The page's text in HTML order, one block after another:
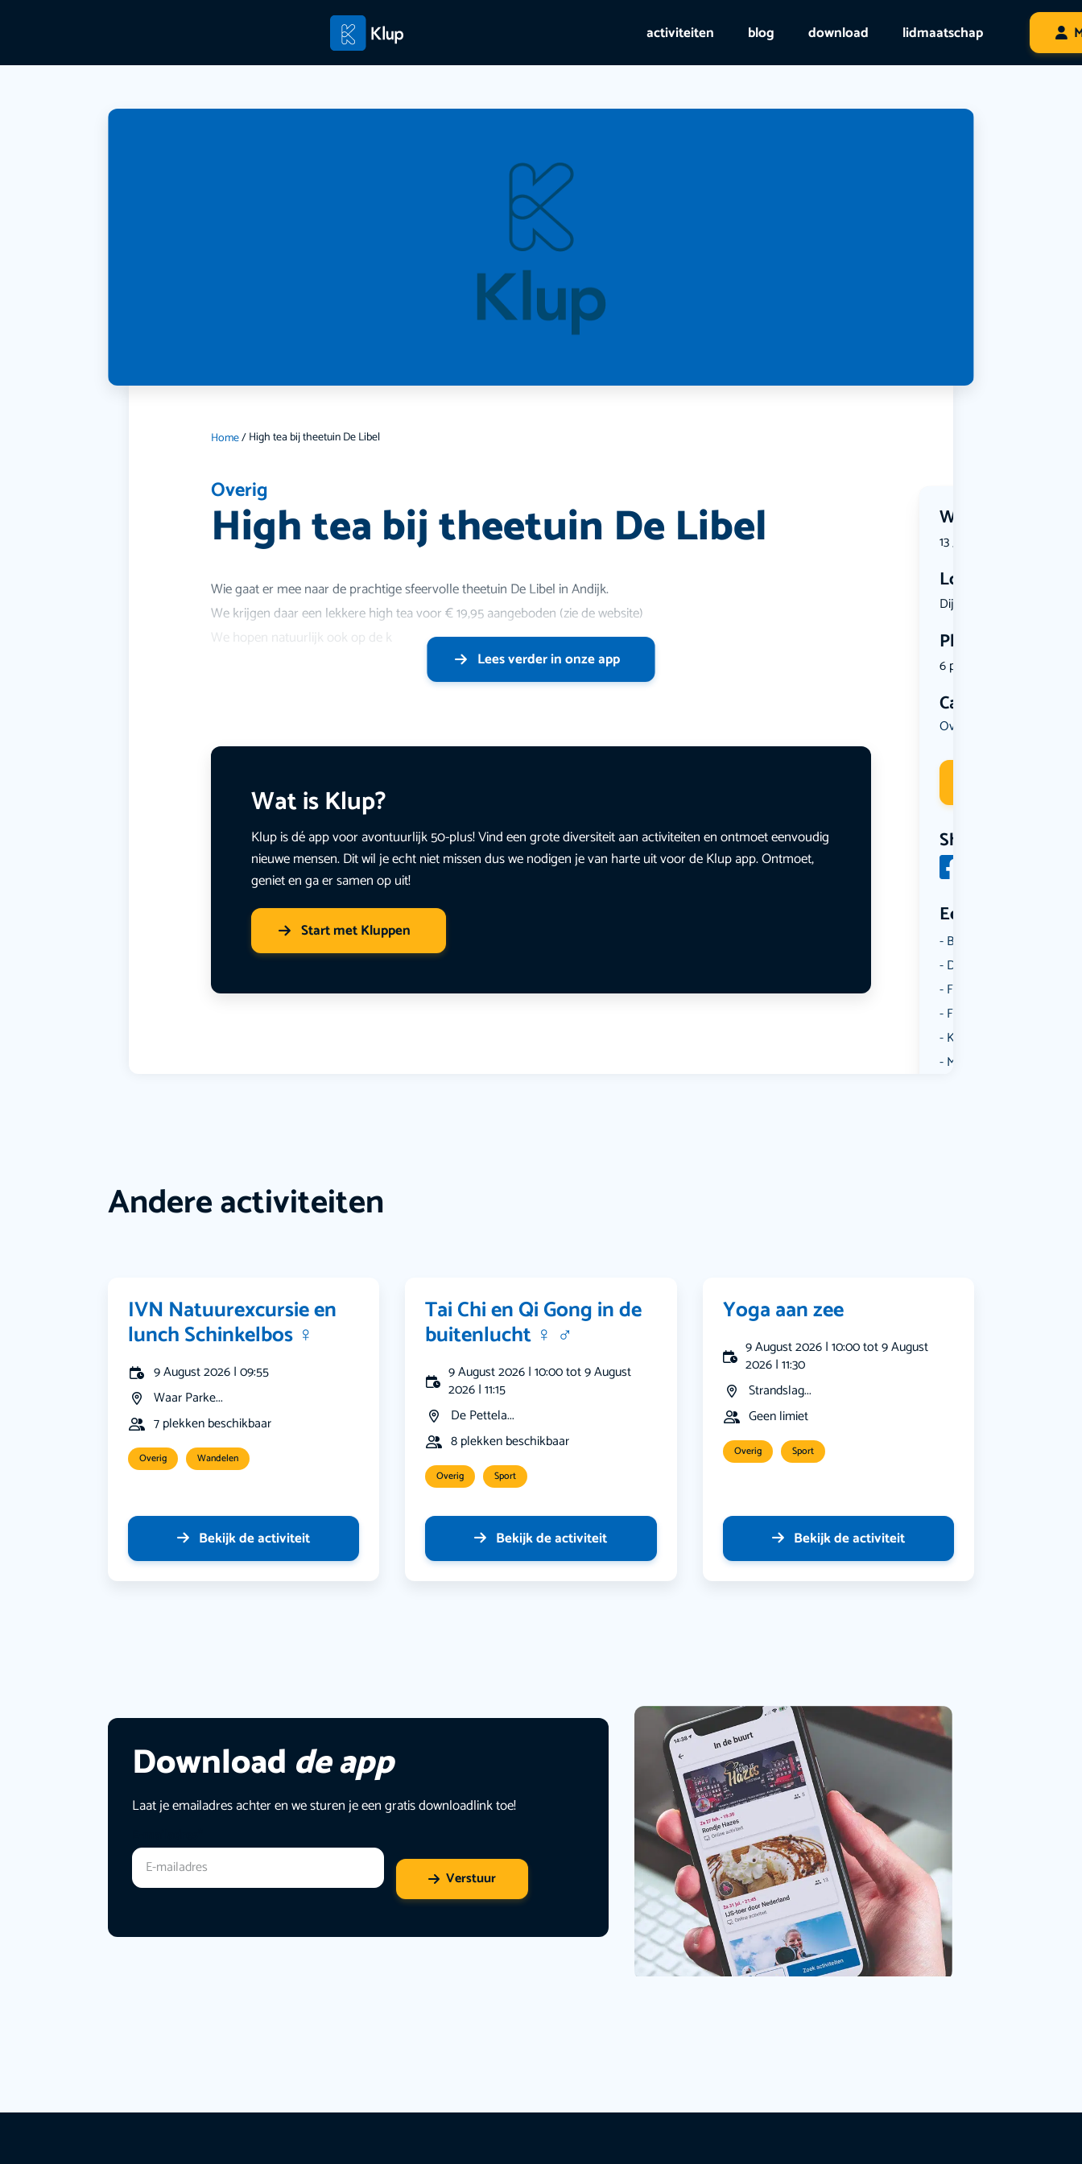
activiteiten blog download lidmaatschap
Home/High tea bij theetuin De Libel
Overig
High tea bij theetuin De Libel Wanneer?
13 June 2026 | 14:00
Locatie
Dijkweg 17...
Plekken
6 plekken beschikbaar
Categorie
Overig
Share
Een aantal
Borrelen
Dansen
Fietsen
Film
Kunst & Cultuur
Muziek
Wie gaat er mee naar de prachtige sfeervolle theetuin De Libel in Andijk.
We krijgen daar een lekkere high tea voor € 19,95 aangeboden (zie de website)
We hopen natuurlijk ook op de k
Lees verder in onze app
Wat is Klup?
Klup is dé app voor avontuurlijk 50-plus! Vind een grote diversiteit aan activiteiten en ontmoet eenvoudig
nieuwe mensen. Dit wil je echt niet missen dus we nodigen je van harte uit voor de Klup app. Ontmoet,
geniet en ga er samen op uit!
Start met Kluppen
Andere activiteiten
IVN Natuurexcursie en
lunch Schinkelbos ‍♀️
9 August 2026 | 09:55
Waar Parke...
7 plekken beschikbaar
Overig Wandelen
Bekijk de activiteit
Tai Chi en Qi Gong in de
buitenlucht ‍♀️ ‍♂️
9 August 2026 | 10:00 tot 9 August
2026 | 11:15
De Pettela...
8 plekken beschikbaar
Overig Sport
Bekijk de activiteit
Yoga aan zee
9 August 2026 | 10:00 tot 9 August
2026 | 11:30
Strandslag...
Geen limiet
Overig Sport
Bekijk de activiteit
Download de app
Laat je emailadres achter en we sturen je een gratis downloadlink toe!
Verstuur